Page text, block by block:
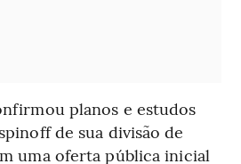
planos e estudos
de sua divisão de
uma oferta pública inicial